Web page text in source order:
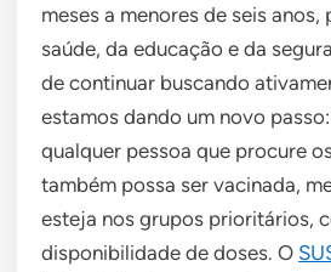
meses a menores de seis
saúde, da educação e da
de continuar buscando
estamos dando um novo
qualquer pessoa que procure
também possa ser vacinada,
esteja nos grupos prioritários,
disponibilidade de doses. O